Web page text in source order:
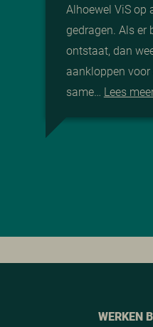
Alhoewel ViS op
gedragen. Als er
ontstaat, dan
aankloppen
same… Lees
WERKEN